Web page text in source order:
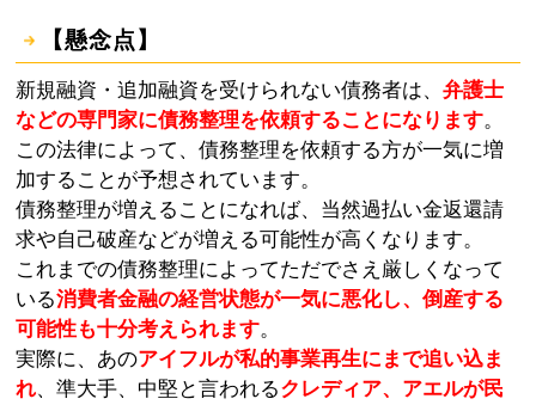
【懸念点】
新規融資・追加融資を受けられない債務者は、弁護士
などの専門家に債務整理を依頼することになります。
この法律によって、債務整理を依頼する方が一気に増
加することが予想されています。
債務整理が増えることになれば、当然過払い金返還請
求や自己破産などが増える可能性が高くなります。
これまでの債務整理によってただでさえ厳しくなって
いる消費者金融の経営状態が一気に悪化し、倒産する
可能性も十分考えられます。
実際に、あのアイフルが私的事業再生にまで追い込ま
れ、準大手、中堅と言われるクレディア、アエルが民